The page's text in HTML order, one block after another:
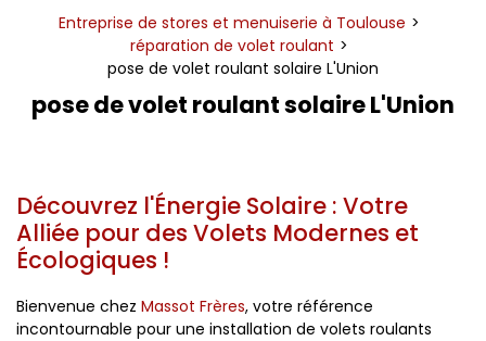
Entreprise de stores et menuiserie à Toulouse
réparation de volet roulant
pose de volet roulant solaire L'Union
pose de volet roulant solaire L'Union
Découvrez l'Énergie Solaire : Votre
Alliée pour des Volets Modernes et
Écologiques !
Bienvenue chez Massot Frères, votre référence
incontournable pour une installation de volets roulants